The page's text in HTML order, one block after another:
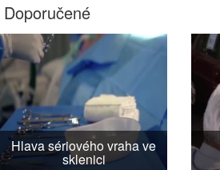
Doporučené
Hlava sériového vraha ve
sklenici